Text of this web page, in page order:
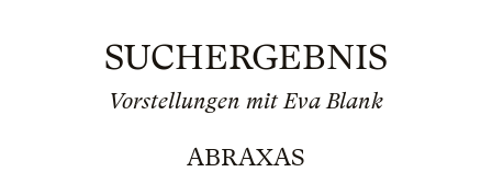
SUCHERGEBNIS
Vorstellungen mit Eva Blank
ABRAXAS